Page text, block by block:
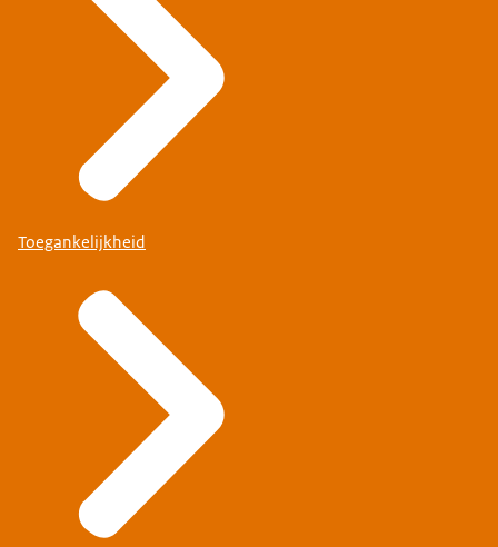
Toegankelijkheid